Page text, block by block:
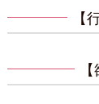
【